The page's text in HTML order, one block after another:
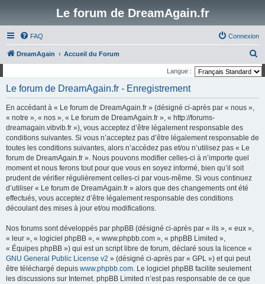
Le forum de DreamAgain.fr
FAQ Connexion
DreamAgain Accueil du Forum
e
Langue :
Le forum de DreamAgain.fr - Enregistrement
En accédant à « Le forum de DreamAgain.fr » (désigné ci-après par « nous »,
« notre », « nos », « Le forum de DreamAgain.fr », « http://forums-
dreamagain.vibvib.fr »), vous acceptez d’être légalement responsable des
conditions suivantes. Si vous n’acceptez pas d’être légalement responsable de
toutes les conditions suivantes, alors n’accédez pas et/ou n’utilisez pas « Le
forum de DreamAgain.fr ». Nous pouvons modifier celles-ci à n’importe quel
moment et nous ferons tout pour que vous en soyez informé, bien qu’il soit
prudent de vérifier régulièrement celles-ci par vous-même. Si vous continuez
d’utiliser « Le forum de DreamAgain.fr » alors que des changements ont été
effectués, vous acceptez d’être légalement responsable des conditions
découlant des mises à jour et/ou modifications.
Nos forums sont développés par phpBB (désigné ci-après par « ils », « eux »,
« leur », « logiciel phpBB », « www.phpbb.com », « phpBB Limited »,
« Équipes phpBB ») qui est un script libre de forum, déclaré sous la licence «
GNU General Public License v2 » (désigné ci-après par « GPL ») et qui peut
être téléchargé depuis www.phpbb.com. Le logiciel phpBB facilite seulement
les discussions sur Internet. phpBB Limited n’est pas responsable de ce que